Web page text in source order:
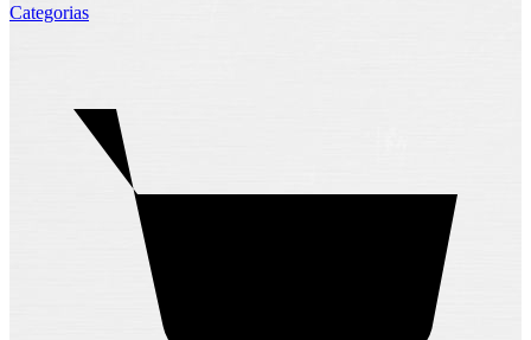
Categorias